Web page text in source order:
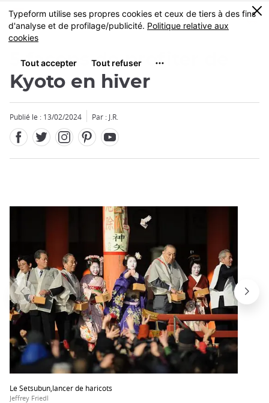
Skip
to
main
MENU
0
5 façons de profiter de
Kyoto en hiver
Publié le : 13/02/2024 Par : J.R.
Le Setsubun,lancer de haricots
Jeffrey Friedl
Fermer